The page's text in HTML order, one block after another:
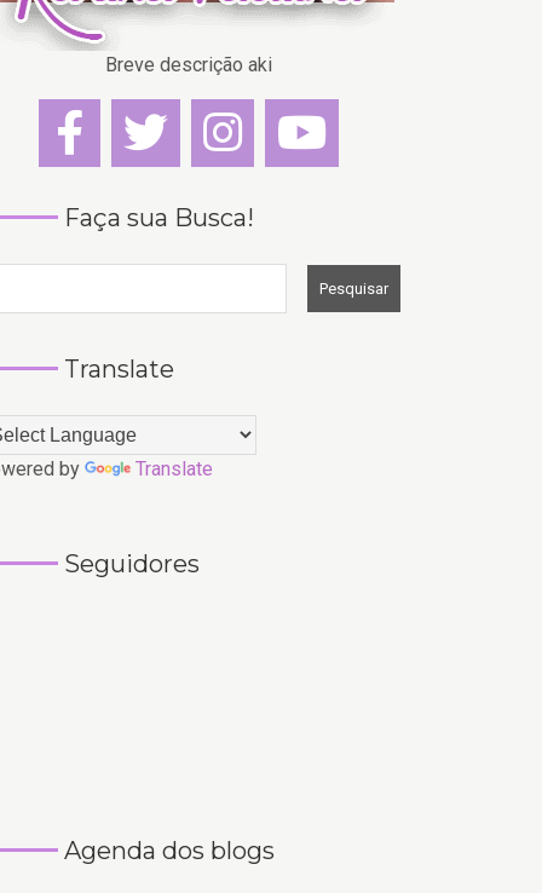
Breve descrição aki
Faça sua Busca!
Translate
by Translate
Seguidores
Agenda dos blogs